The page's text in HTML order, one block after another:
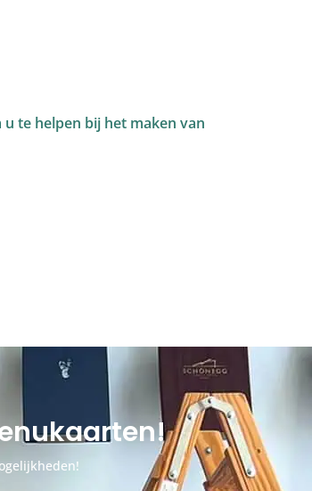
te helpen bij het maken van